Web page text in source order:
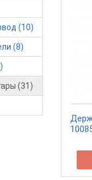
(10)
(8)
(31)